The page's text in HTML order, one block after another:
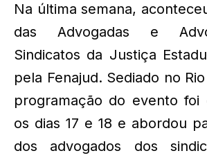
Na última semana,
das Advogadas e
Sindicatos da Justiça
pela Fenajud. Sediado no
programação do evento foi
os dias 17 e 18 e abordou
dos advogados dos